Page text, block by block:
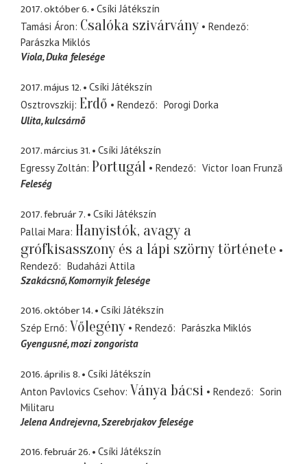
2017. október 6.
Csíki Játékszín
Tamási Áron Csalóka szivárvány
Rendező
Parászka Miklós
Viola Duka felesége
2017. május 12.
Csíki Játékszín
Osztrovszkij Erdő Rendező
Porogi Dorka
Ulita kulcsárnõ
2017. március 31.
Csíki Játékszín
Egressy Zoltán Portugál Rendező
Victor Ioan Frunză
Feleség
2017. február 7.
Csíki Játékszín
Pallai Mara Hanyistók, avagy a
grófkisasszony és a lápi szörny története
Rendező
Budaházi Attila
Szakácsnő Komornyik felesége
2016. október 14.
Csíki Játékszín
Szép Ernő Vőlegény Rendező
Parászka Miklós
Gyengusné mozi zongorista
2016. április 8.
Csíki Játékszín
Anton Pavlovics Csehov Ványa bácsi Rendező
Sorin
Militaru
Jelena Andrejevna Szerebrjakov felesége
2016. február 26.
Csíki Játékszín